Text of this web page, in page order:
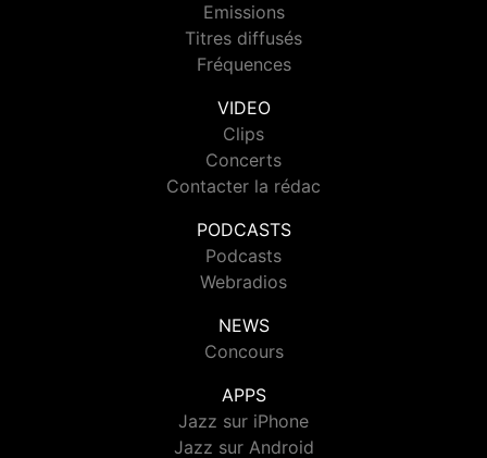
Emissions
Titres diffusés
Fréquences
VIDEO
Clips
Concerts
Contacter la rédac
PODCASTS
Podcasts
Webradios
NEWS
Concours
APPS
Jazz sur iPhone
Jazz sur Android